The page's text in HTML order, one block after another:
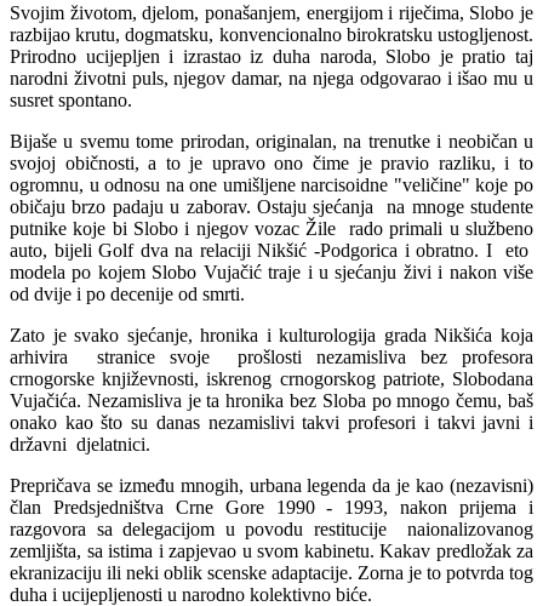
Svojim životom, djelom, ponašanjem, energijom i riječima, Slobo je
razbijao krutu, dogmatsku, konvencionalno birokratsku ustogljenost.
Prirodno ucijepljen i izrastao iz duha naroda, Slobo je pratio taj
narodni životni puls, njegov damar, na njega odgovarao i išao mu u
susret spontano.
Bijaše u svemu tome prirodan, originalan, na trenutke i neobičan u
svojoj običnosti, a to je upravo ono čime je pravio razliku, i to
ogromnu, u odnosu na one umišljene narcisoidne "veličine" koje po
običaju brzo padaju u zaborav. Ostaju sjećanja na mnoge studente
putnike koje bi Slobo i njegov vozac Žile rado primali u službeno
auto, bijeli Golf dva na relaciji Nikšić -Podgorica i obratno. I eto
modela po kojem Slobo Vujačić traje i u sjećanju živi i nakon više
od dvije i po decenije od smrti.
Zato je svako sjećanje, hronika i kulturologija grada Nikšića koja
arhivira stranice svoje prošlosti nezamisliva bez profesora
crnogorske književnosti, iskrenog crnogorskog patriote, Slobodana
Vujačića. Nezamisliva je ta hronika bez Sloba po mnogo čemu, baš
onako kao što su danas nezamislivi takvi profesori i takvi javni i
državni djelatnici.
Prepričava se između mnogih, urbana legenda da je kao (nezavisni)
član Predsjedništva Crne Gore 1990 - 1993, nakon prijema i
razgovora sa delegacijom u povodu restitucije naionalizovanog
zemljišta, sa istima i zapjevao u svom kabinetu. Kakav predložak za
ekranizaciju ili neki oblik scenske adaptacije. Zorna je to potvrda tog
duha i ucijepljenosti u narodno kolektivno biće.